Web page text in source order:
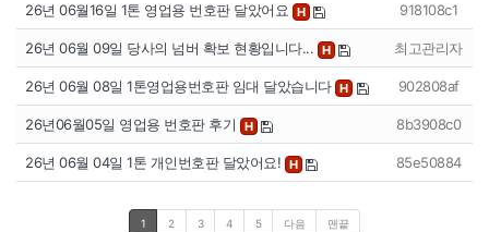
26년 06월16일 1톤 영업용 번호판 달았어요 H 918108c1
26년 06월 09일 당사의 넘버 확보 현황입니다... H 최고관리자
26년 06월 08일 1톤영업용번호판 임대 달았습니다 H 902808af
26년06월05일 영업용 번호판 후기 H 8b3908c0
26년 06월 04일 1톤 개인번호판 달았어요! H 85e50884
1 2 3 4 5 다음 맨끝